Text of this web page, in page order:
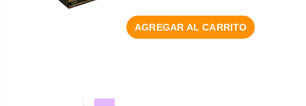
AGREGAR AL CARRITO